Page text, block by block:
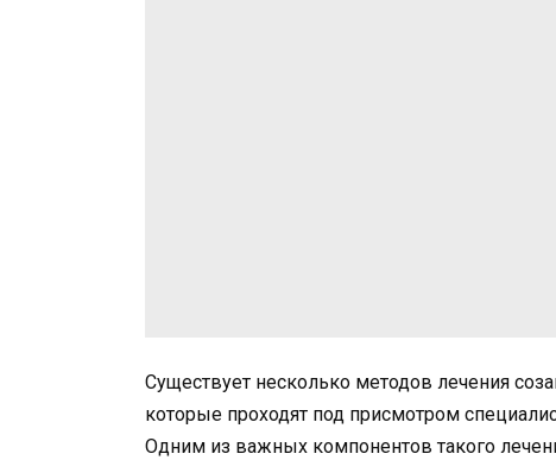
Существует несколько методов лечения
которые проходят под присмотром
Одним из важных компонентов такого